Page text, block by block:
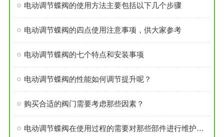
电动调节蝶阀的使用方法主要包括以下几个步骤
电动调节蝶阀的四点使用注意事项，供大家参考
电动调节蝶阀的七个特点和安装事项
电动调节蝶阀的性能如何调节提升呢？
购买合适的阀门需要考虑那些因素？
电动调节蝶阀在使用过程的需要对那些部件进行维护和保养